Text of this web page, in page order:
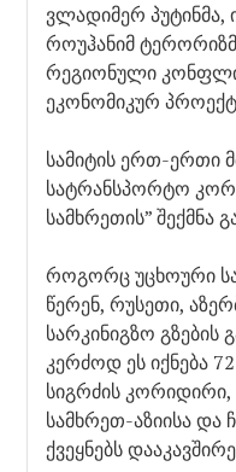
ვლადიმერ პუტინმა,
როუჰანიმ
რეგიონული
ეკონომიკურ
სამიტის ერთ-ერთი
სატრანსპორტო
სამხრეთის” შექმნა
როგორც უცხოური
წერენ, რუსეთი,
სარკინიგზო გზების
კერძოდ ეს იქნება
სიგრძის
სამხრეთ-აზიისა
ქვეყნებს